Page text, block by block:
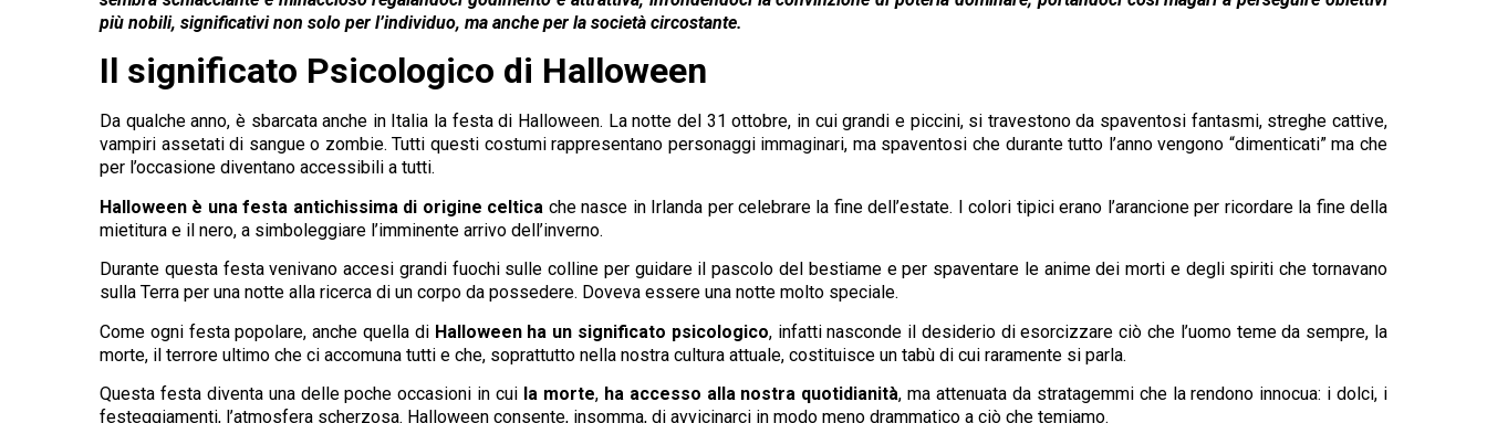
più nobili, significativi non solo per l’individuo, ma anche per la società circostante.
Il significato Psicologico di Halloween
Da qualche anno, è sbarcata anche in Italia la festa di Halloween. La notte del 31 ottobre, in cui grandi e piccini, si travestono da spaventosi fantasmi, streghe cattive,
vampiri assetati di sangue o zombie. Tutti questi costumi rappresentano personaggi immaginari, ma spaventosi che durante tutto l’anno vengono “dimenticati” ma che
per l’occasione diventano accessibili a tutti.
Halloween è una festa antichissima di origine celtica che nasce in Irlanda per celebrare la fine dell’estate. I colori tipici erano l’arancione per ricordare la fine della
mietitura e il nero, a simboleggiare l’imminente arrivo dell’inverno.
Durante questa festa venivano accesi grandi fuochi sulle colline per guidare il pascolo del bestiame e per spaventare le anime dei morti e degli spiriti che tornavano
sulla Terra per una notte alla ricerca di un corpo da possedere. Doveva essere una notte molto speciale.
Come ogni festa popolare, anche quella di Halloween ha un significato psicologico, infatti nasconde il desiderio di esorcizzare ciò che l’uomo teme da sempre, la
morte, il terrore ultimo che ci accomuna tutti e che, soprattutto nella nostra cultura attuale, costituisce un tabù di cui raramente si parla.
Questa festa diventa una delle poche occasioni in cui la morte, ha accesso alla nostra quotidianità, ma attenuata da stratagemmi che la rendono innocua: i dolci, i
festeggiamenti, l’atmosfera scherzosa. Halloween consente, insomma, di avvicinarci in modo meno drammatico a ciò che temiamo.